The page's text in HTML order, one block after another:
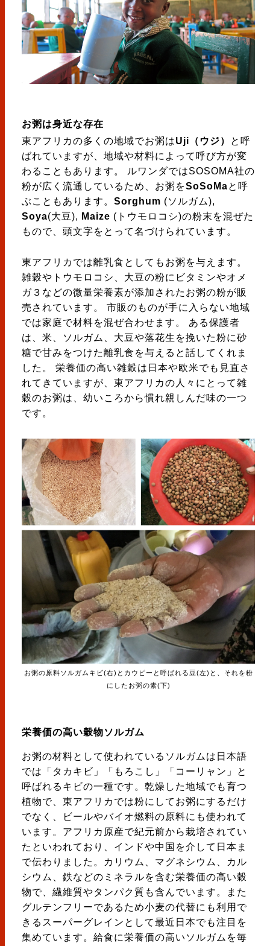
お粥は身近な存在
東アフリカの多くの地域でお粥はUji（ウジ）
と呼
ばれていますが、地域や材料によって呼び方が変
わることもあります。 ルワンダではSOSOMA社の
粉が広く流通しているため、お粥をSoSoMaと呼
ぶこともあります。 Sorghum (ソルガム),
Soya(大豆), Maize (トウモロコシ)の粉末を混ぜた
もので、頭文字をとって名づけられています。
東アフリカでは離乳食としてもお粥を与えます。
雑穀やトウモロコシ、大豆の粉にビタミンやオメ
ガ３などの微量栄養素が添加されたお粥の粉が販
売されています。 市販のものが手に入らない地域
では家庭で材料を混ぜ合わせます。 ある保護者
は、米、ソルガム、大豆や落花生を挽いた粉に砂
糖で甘みをつけた離乳食を与えると話してくれま
した。 栄養価の高い雑穀は日本や欧米でも見直さ
れてきていますが、東アフリカの人々にとって雑
穀のお粥は、幼いころから慣れ親しんだ味の一つ
です。
お粥の原料ソルガムキビ(右)とカウピーと呼ばれる豆(左)と、それを粉
にしたお粥の素(下)
栄養価の高い穀物ソルガム
お粥の材料として使われているソルガムは日本語
では「タカキビ」「もろこし」「コーリャン」と
呼ばれるキビの一種です。乾燥した地域でも育つ
植物で、東アフリカでは粉にしてお粥にするだけ
でなく、ビールやバイオ燃料の原料にも使われて
います。アフリカ原産で紀元前から栽培されてい
たといわれており、インドや中国を介して日本ま
で伝わりました。カリウム、マグネシウム、カル
シウム、鉄などのミネラルを含む栄養価の高い穀
物で、繊維質やタンパク質も含んでいます。また
グルテンフリーであるため小麦の代替にも利用で
きるスーパーグレインとして最近日本でも注目を
集めています。給食に栄養価の高いソルガムを毎